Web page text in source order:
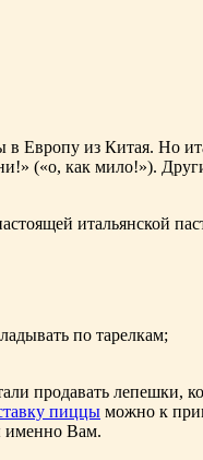
Европу из Китая. Но
(«о, как мило!»).
итальянской
по тарелкам;
продавать
пиццы можно к
именно Вам.